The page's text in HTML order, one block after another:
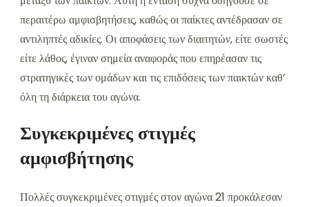
περαιτέρω αμφισβητήσεις, καθώς οι παίκτες αντέδρασαν σε
αντιληπτές αδικίες. Οι αποφάσεις των διαιτητών, είτε σωστές
είτε λάθος, έγιναν σημεία αναφοράς που επηρέασαν τις
στρατηγικές των ομάδων και τις επιδόσεις των παικτών καθ’
όλη τη διάρκεια του αγώνα.
Συγκεκριμένες στιγμές
αμφισβήτησης
Πολλές συγκεκριμένες στιγμές στον αγώνα 21 προκάλεσαν